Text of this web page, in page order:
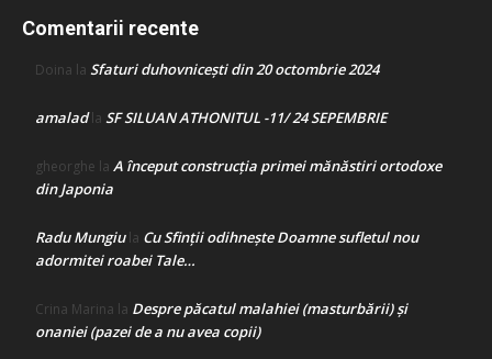
Comentarii recente
Doina la Sfaturi duhovnicești din 20 octombrie 2024
amaladla SF SILUAN ATHONITUL -11/ 24 SEPEMBRIE
gheorghe la A început construcţia primei mănăstiri ortodoxe
din Japonia
Radu Mungiula Cu Sfinții odihnește Doamne sufletul nou
adormitei roabei Tale…
Crina Marina la Despre păcatul malahiei (masturbării) şi
onaniei (pazei de a nu avea copii)